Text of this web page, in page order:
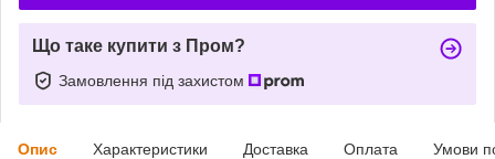
Що таке купити з Пром?
Замовлення під захистом
Опис Характеристики Доставка Оплата Умови